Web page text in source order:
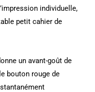
individuelle,
petit cahier de
un avant-goût de
bouton rouge de